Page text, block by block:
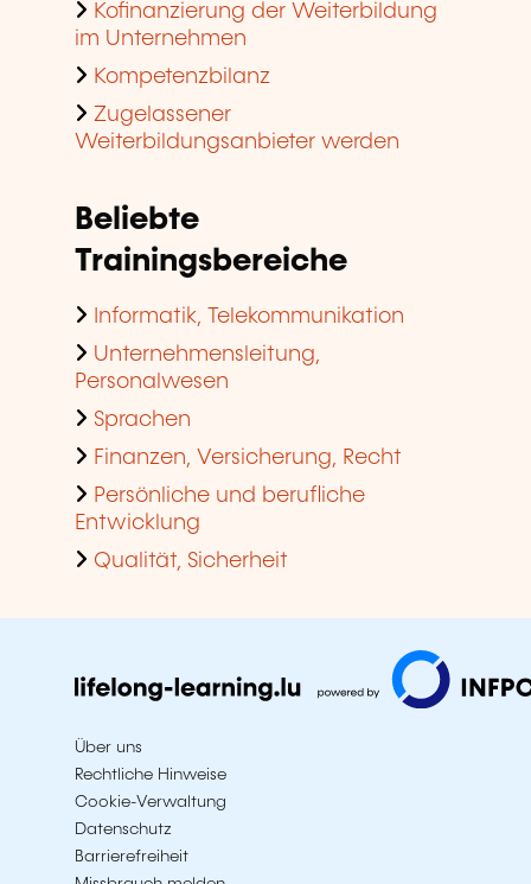
Kofinanzierung der Weiterbildung
im Unternehmen
Kompetenzbilanz
Zugelassener
Weiterbildungsanbieter werden
Beliebte
Trainingsbereiche
Informatik, Telekommunikation
Unternehmensleitung,
Personalwesen
Sprachen
Finanzen, Versicherung, Recht
Persönliche und berufliche
Entwicklung
Qualität, Sicherheit
Über uns
Rechtliche Hinweise
Cookie-Verwaltung
Datenschutz
Barrierefreiheit